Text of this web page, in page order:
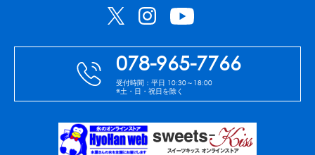
078-965-7766
受付時間：平日 10:30～18:00
※土・日・祝日を除く